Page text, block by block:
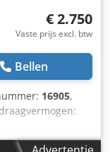
€ 2.750
Vaste prijs excl. btw
Bellen
16905,
overig,